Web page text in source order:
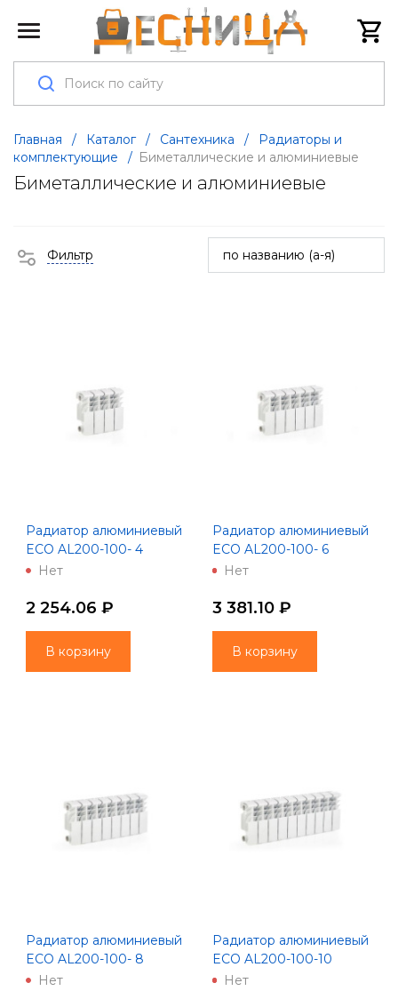
Главная / Каталог / Сантехника /
Радиаторы и
комплектующие
/ Биметаллические и алюминиевые
Биметаллические и алюминиевые
Фильтр
Радиатор алюминиевый
ECO AL200-100- 4
(Lammin)
Нет
2 254.06 ₽
В корзину
Радиатор алюминиевый
ECO AL200-100- 6
(Lammin)
Нет
3 381.10 ₽
В корзину
Радиатор алюминиевый
ECO AL200-100- 8
(Lammin)
Нет
Радиатор алюминиевый
ECO AL200-100-10
(Lammin)
Нет